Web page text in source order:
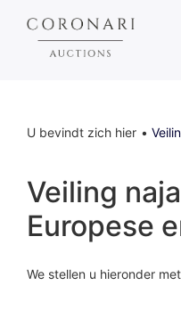
U bevindt zich hier
Veiling
Europese
We stellen u hieronder